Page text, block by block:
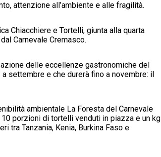
attenzione all’ambiente e alle fragilità.
Chiacchiere e Tortelli, giunta alla quarta
Carnevale Cremasco.
delle eccellenze gastronomiche del
settembre e che durerà fino a novembre: il
ambientale La Foresta del Carnevale
porzioni di tortelli venduti in piazza e un kg
tra Tanzania, Kenia, Burkina Faso e